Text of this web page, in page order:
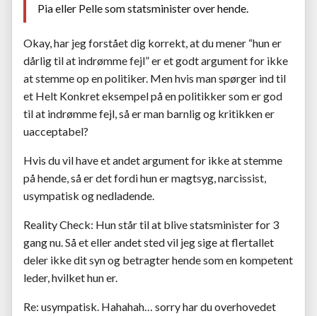
Pia eller Pelle som statsminister over hende.
Okay, har jeg forstået dig korrekt, at du mener “hun er
dårlig til at indrømme fejl” er et godt argument for ikke
at stemme op en politiker. Men hvis man spørger ind til
et Helt Konkret eksempel på en politikker som er god
til at indrømme fejl, så er man barnlig og kritikken er
uacceptabel?
Hvis du vil have et andet argument for ikke at stemme
på hende, så er det fordi hun er magtsyg, narcissist,
usympatisk og nedladende.
Reality Check: Hun står til at blive statsminister for 3
gang nu. Så et eller andet sted vil jeg sige at flertallet
deler ikke dit syn og betragter hende som en kompetent
leder, hvilket hun er.
Re: usympatisk. Hahahah… sorry har du overhovedet